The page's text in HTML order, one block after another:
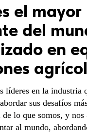
el mayor
del
en
líderes en la industria
sus desafíos
de lo que somos, y nos
al mundo,